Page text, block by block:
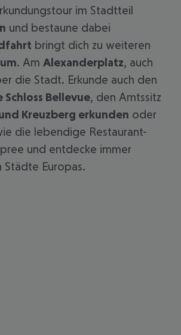
im Stadtteil
und bestaune dabei
bringt dich zu weiteren
. Am Alexanderplatz, auch
die Stadt. Erkunde auch den
Bellevue, den Amtssitz
Kreuzberg erkunden oder
die lebendige Restaurant-
und entdecke immer
Europas.